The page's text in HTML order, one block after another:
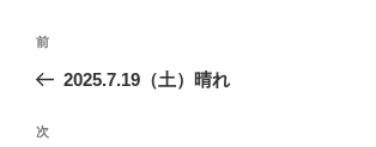
投
ビ
前
の
稿
前
2025.7.19（土）晴れ
次
次